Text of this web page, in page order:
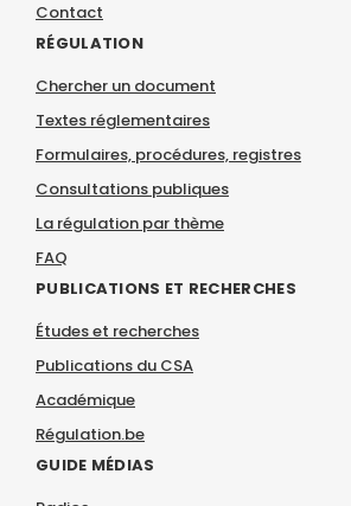
Contact
RÉGULATION
Chercher un document
Textes réglementaires
Formulaires, procédures, registres
Consultations publiques
La régulation par thème
FAQ
PUBLICATIONS ET RECHERCHES
Études et recherches
Publications du CSA
Académique
Régulation.be
GUIDE MÉDIAS